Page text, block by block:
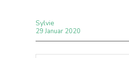
Sylvie
29Januar 2020